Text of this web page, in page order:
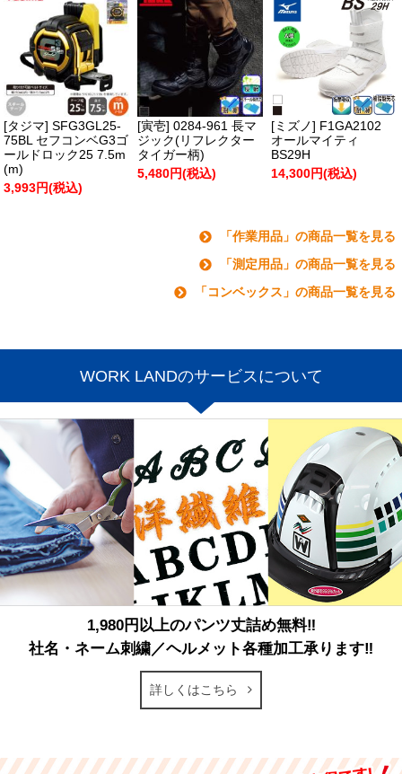
[タジマ] SFG3GL25-
75BL セフコンベG3ゴ
ールドロック25 7.5m
(m)
3,993円(税込)
[寅壱] 0284-961 長マ
ジック(リフレクター
タイガー柄)
5,480円(税込)
[ミズノ] F1GA2102
オールマイティ
BS29H
14,300円(税込)
「作業用品」の商品一覧を見る
「測定用品」の商品一覧を見る
「コンベックス」の商品一覧を見る
WORK LANDのサービスについて
1,980円以上のパンツ丈詰め無料‼
社名・ネーム刺繍／ヘルメット各種加工承ります‼
詳しくはこちら